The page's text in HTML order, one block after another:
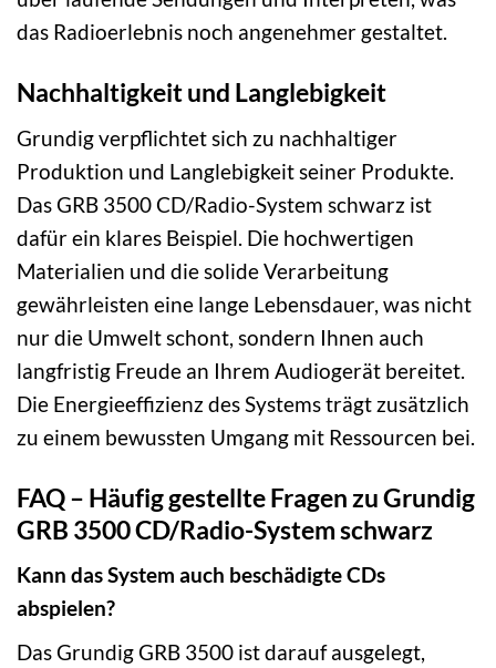
das Radioerlebnis noch angenehmer gestaltet.
Nachhaltigkeit und Langlebigkeit
Grundig verpflichtet sich zu nachhaltiger
Produktion und Langlebigkeit seiner Produkte.
Das GRB 3500 CD/Radio-System schwarz ist
dafür ein klares Beispiel. Die hochwertigen
Materialien und die solide Verarbeitung
gewährleisten eine lange Lebensdauer, was nicht
nur die Umwelt schont, sondern Ihnen auch
langfristig Freude an Ihrem Audiogerät bereitet.
Die Energieeffizienz des Systems trägt zusätzlich
zu einem bewussten Umgang mit Ressourcen bei.
FAQ – Häufig gestellte Fragen zu Grundig
GRB 3500 CD/Radio-System schwarz
Kann das System auch beschädigte CDs
abspielen?
Das Grundig GRB 3500 ist darauf ausgelegt,